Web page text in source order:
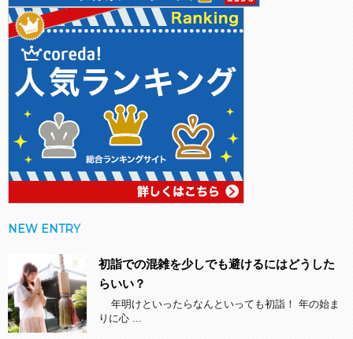
NEW ENTRY
初詣での混雑を少しでも避けるにはどうした
らいい？
年明けといったらなんといっても初詣！ 年の始ま
りに心 ...